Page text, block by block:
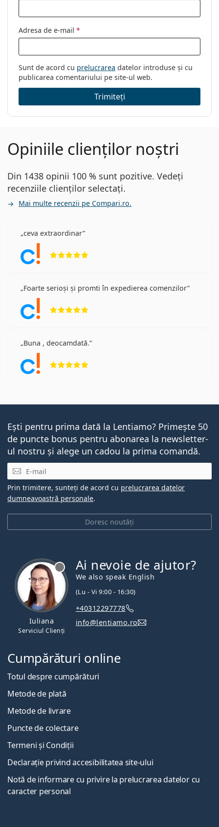
Adresa de e-mail *
Sunt de acord cu prelucrarea datelor introduse și cu
publicarea comentariului pe site-ul web.
Trimiteți
Opiniile clienților noștri
Din 1438 opinii 100 % sunt pozitive. Vedeți
recenziile clienților selectați.
Mai multe recenzii pe Compari.ro.
ceva extraordinar
Foarte serioși și promti în expedierea comenzilor
Buna , deocamdată.
Ești pentru prima dată la Lentiamo? Primește 50
de puncte bonus pentru abonarea la newsletter-
ul nostru și alege un cadou la prima comandă.
E-mail
Doresc noutăți
Prin trimitere, sunteți de acord cu prelucrarea datelor
dumneavoastră personale.
Iuliana
Serviciul Clienți
Ai nevoie de ajutor?
We also speak English
(Lu - Vi 9:00 - 16:30)
+40312297778
info@lentiamo.ro
Cumpărături online
Totul despre cumpărături
Metode de plată
Metode de livrare
Puncte de colectare
Termeni și Condiții
Declarație privind accesibilitatea site-ului
Notă de informare cu privire la prelucrarea datelor cu
caracter personal